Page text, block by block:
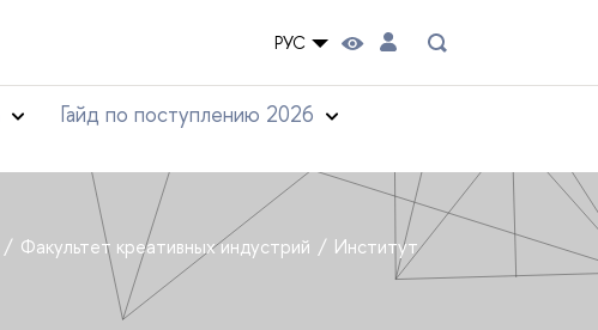
РУС
Гайд по поступлению 2026
Факультет креативных индустрий
Институт